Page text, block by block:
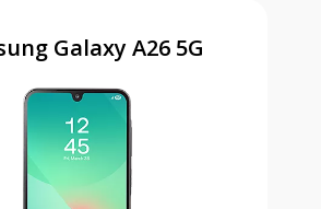
Galaxy A26 5G